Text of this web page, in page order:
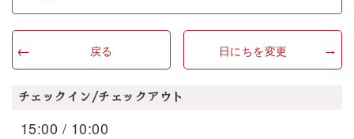
戻る 日にちを変更
チェックイン/チェックアウト
15:00 / 10:00